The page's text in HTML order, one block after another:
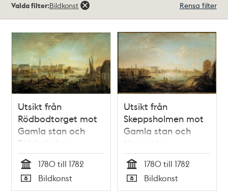
226träffar
Valda filter:Bildkonst Rensa filter
Utsikt från
Rödbodtorget mot
Gamla stan och
Riddarholmen
Tid
1780 till 1782
Typ
Bildkonst
Utsikt från
Skeppsholmen mot
Gamla stan och
Norrmalm
Tid
1780 till 1782
Typ
Bildkonst